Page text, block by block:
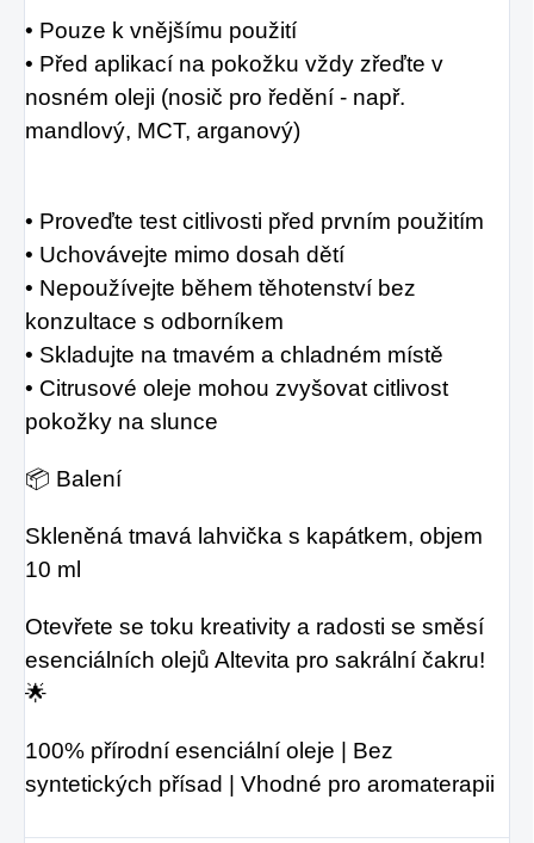
• Pouze k vnějšímu použití
• Před aplikací na pokožku vždy zřeďte v
nosném oleji (nosič pro ředění - např.
mandlový, MCT, arganový)
• Proveďte test citlivosti před prvním použitím
• Uchovávejte mimo dosah dětí
• Nepoužívejte během těhotenství bez
konzultace s odborníkem
• Skladujte na tmavém a chladném místě
• Citrusové oleje mohou zvyšovat citlivost
pokožky na slunce
📦 Balení
Skleněná tmavá lahvička s kapátkem, objem
10 ml
Otevřete se toku kreativity a radosti se směsí
esenciálních olejů Altevita pro sakrální čakru!
🌟
100% přírodní esenciální oleje | Bez
syntetických přísad | Vhodné pro aromaterapii